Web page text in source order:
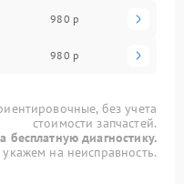
980 р
980 р
без учета
стоимости запчастей.
бесплатную диагностику.
на неисправность.